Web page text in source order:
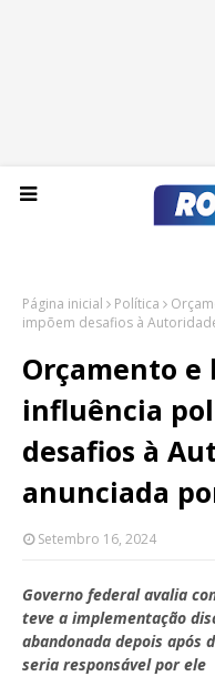
Segunda-
Página inicial Política
impõem desafios à
Orçamento e
influência
desafios à
anunciada
Setembro 16, 2024
Governo federal avalia
teve a implementação
abandonada depois após
seria responsável por ele